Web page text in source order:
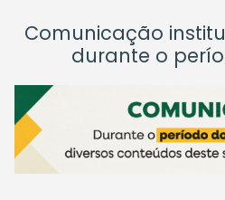
Comunicação
durante o